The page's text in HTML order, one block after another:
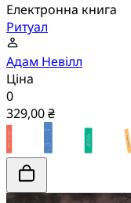
Електронна книга
Ритуал
Адам Невілл
Ціна
0
329,00 ₴